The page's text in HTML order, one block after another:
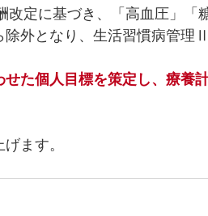
改定に基づき、「高血圧」「
外となり、生活習慣病管理Ⅱ
せた個人目標を策定し、療養
ます。